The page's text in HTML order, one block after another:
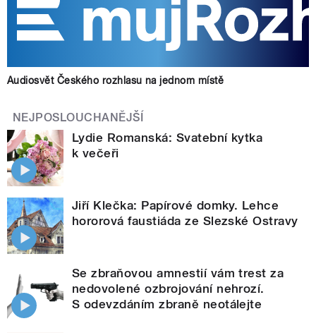
Audiosvět Českého rozhlasu na jednom místě
NEJPOSLOUCHANĚJŠÍ
Lydie Romanská: Svatební kytka
k večeři
Jiří Klečka: Papírové domky. Lehce
hororová faustiáda ze Slezské Ostravy
Se zbraňovou amnestií vám trest za
nedovolené ozbrojování nehrozí.
S odevzdáním zbraně neotálejte